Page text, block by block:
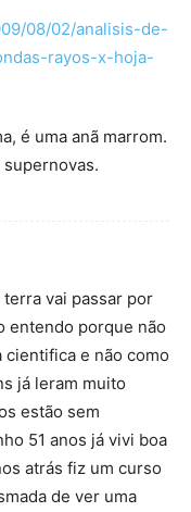
08/02/analisis-de-
rayos-x-hoja-
é uma anã marrom.
supernovas.
vai passar por
entendo porque não
e não como
já leram muito
estão sem
51 anos já vivi boa
atrás fiz um curso
de ver uma